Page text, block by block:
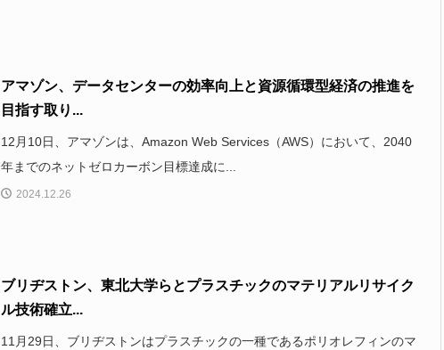
アマゾン、データセンターの効率向上と資源循環型経済の推進を
目指す取り...
12月10日、アマゾンは、Amazon Web Services（AWS）において、2040
年までのネットゼロカーボン目標達成に...
2024.12.26
ブリヂストン、東北大学らとプラスチックのマテリアルリサイク
ル技術確立...
11月29日、ブリヂストンはプラスチックの一種であるポリオレフィンのマ